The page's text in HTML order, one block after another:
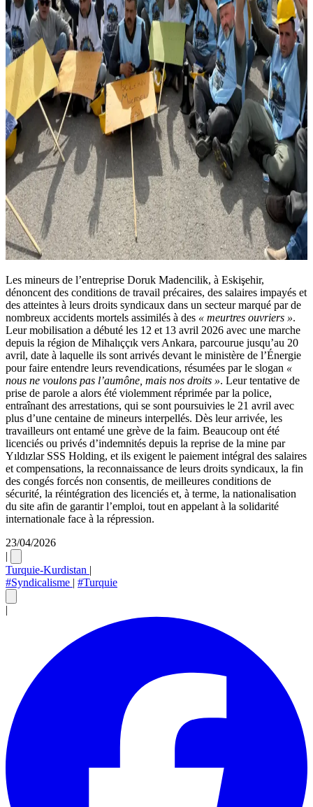
Les mineurs de l’entreprise Doruk Madencilik, à Eskişehir,
dénoncent des conditions de travail précaires, des salaires impayés et
des atteintes à leurs droits syndicaux dans un secteur marqué par de
nombreux accidents mortels assimilés à des « meurtres ouvriers ».
Leur mobilisation a débuté les 12 et 13 avril 2026 avec une marche
depuis la région de Mihalıççık vers Ankara, parcourue jusqu’au 20
avril, date à laquelle ils sont arrivés devant le ministère de l’Énergie
pour faire entendre leurs revendications, résumées par le slogan «
nous ne voulons pas l’aumône, mais nos droits ». Leur tentative de
prise de parole a alors été violemment réprimée par la police,
entraînant des arrestations, qui se sont poursuivies le 21 avril avec
plus d’une centaine de mineurs interpellés. Dès leur arrivée, les
travailleurs ont entamé une grève de la faim. Beaucoup ont été
licenciés ou privés d’indemnités depuis la reprise de la mine par
Yıldızlar SSS Holding, et ils exigent le paiement intégral des salaires
et compensations, la reconnaissance de leurs droits syndicaux, la fin
des congés forcés non consentis, de meilleures conditions de
sécurité, la réintégration des licenciés et, à terme, la nationalisation
du site afin de garantir l’emploi, tout en appelant à la solidarité
internationale face à la répression.
23/04/2026
|
Turquie-Kurdistan |
#Syndicalisme | #Turquie
|